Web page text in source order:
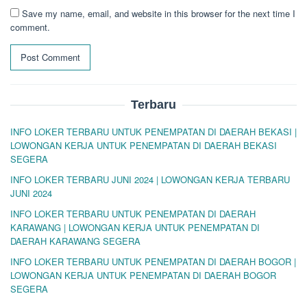
Save my name, email, and website in this browser for the next time I
comment.
Terbaru
INFO LOKER TERBARU UNTUK PENEMPATAN DI DAERAH BEKASI |
LOWONGAN KERJA UNTUK PENEMPATAN DI DAERAH BEKASI
SEGERA
INFO LOKER TERBARU JUNI 2024 | LOWONGAN KERJA TERBARU
JUNI 2024
INFO LOKER TERBARU UNTUK PENEMPATAN DI DAERAH
KARAWANG | LOWONGAN KERJA UNTUK PENEMPATAN DI
DAERAH KARAWANG SEGERA
INFO LOKER TERBARU UNTUK PENEMPATAN DI DAERAH BOGOR |
LOWONGAN KERJA UNTUK PENEMPATAN DI DAERAH BOGOR
SEGERA